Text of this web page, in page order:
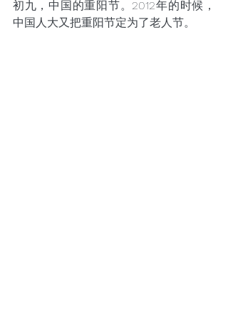
初九，中国的重阳节。2012年的时候，
中国人大又把重阳节定为了老人节。